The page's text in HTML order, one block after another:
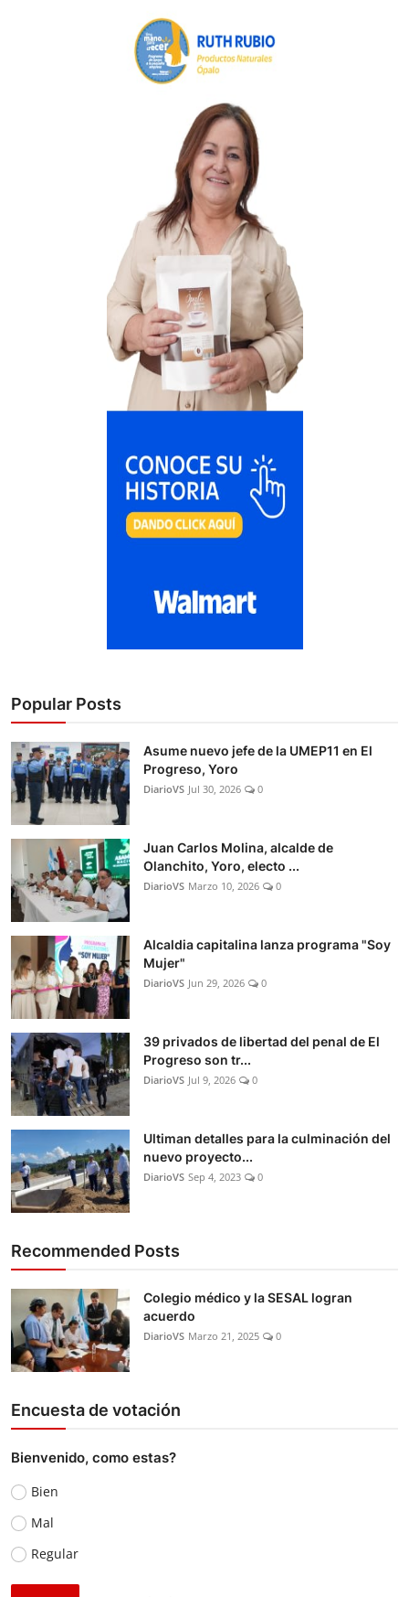
Popular Posts
Asume nuevo jefe de la UMEP11 en El
Progreso, Yoro
DiarioVS Jul 30, 2026 0
Juan Carlos Molina, alcalde de
Olanchito, Yoro, electo ...
DiarioVS Marzo 10, 2026 0
Alcaldia capitalina lanza programa "Soy
Mujer"
DiarioVS Jun 29, 2026 0
39 privados de libertad del penal de El
Progreso son tr...
DiarioVS Jul 9, 2026 0
Ultiman detalles para la culminación del
nuevo proyecto...
DiarioVS Sep 4, 2023 0
Recommended Posts
Colegio médico y la SESAL logran
acuerdo
DiarioVS Marzo 21, 2025 0
Encuesta de votación
Bienvenido, como estas?
Bien
Mal
Regular